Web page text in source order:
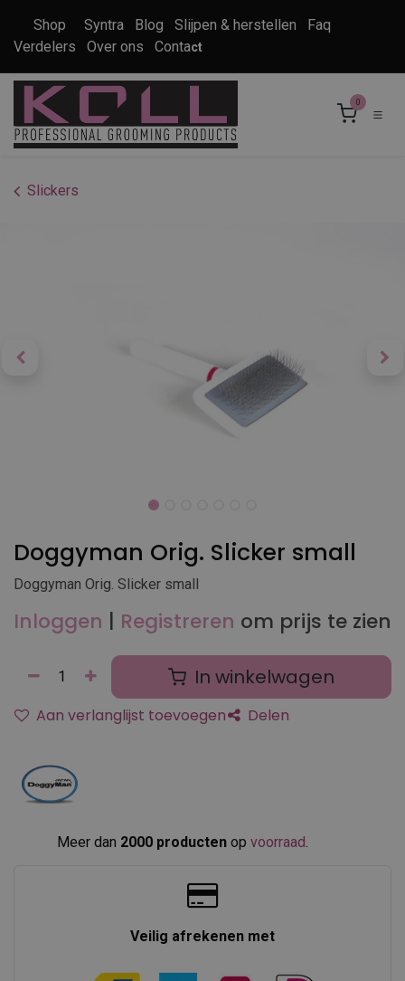
Shop Syntra Blog Slijpen & herstellen
Faq
Verdelers
Over ons Contact
0
Slickers
Doggyman Orig. Slicker small
Doggyman Orig. Slicker small
Inloggen | Registreren om prijs te zien
In winkelwagen
Aan verlanglijst toevoegen Delen
Meer dan 2000 producten op voorraad
Veilig afrekenen met